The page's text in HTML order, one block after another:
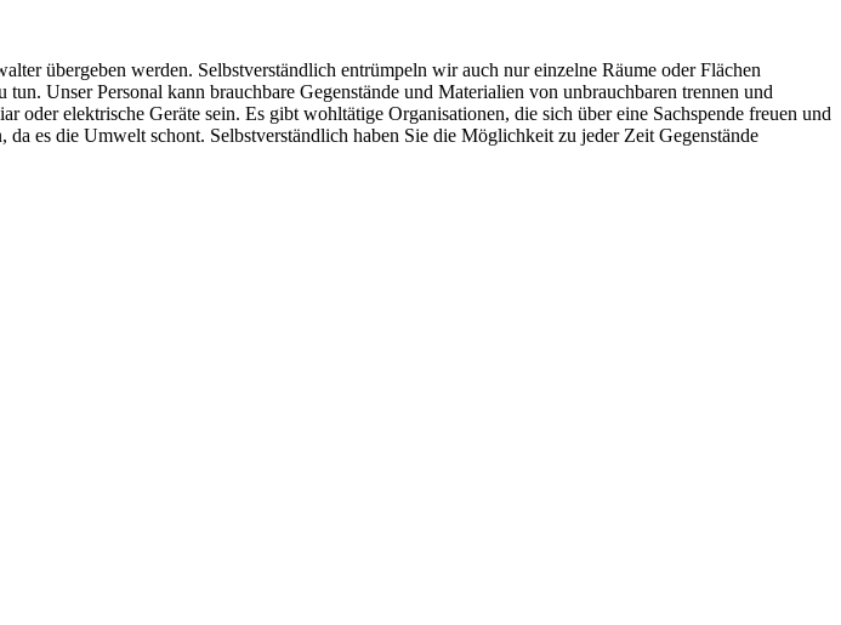
übergeben werden. Selbstverständlich entrümpeln wir auch nur einzelne Räume oder Flächen
Unser Personal kann brauchbare Gegenstände und Materialien von unbrauchbaren trennen und
elektrische Geräte sein. Es gibt wohltätige Organisationen, die sich über eine Sachspende freuen und
es die Umwelt schont. Selbstverständlich haben Sie die Möglichkeit zu jeder Zeit Gegenstände